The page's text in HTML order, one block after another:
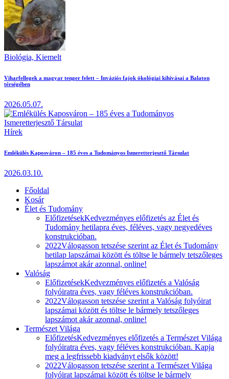
Biológia, Kiemelt
Viharfellegek a magyar tenger felett – Inváziós fajok ökológiai kihívásai a Balaton
térségében
2026.05.07.
Hírek
Emlékülés Kaposváron – 185 éves a Tudományos Ismeretterjesztő Társulat
2026.03.10.
Főoldal
Kosár
Élet és Tudomány
ElőfizetésekKedvezményes előfizetés az Élet és
Tudomány hetilapra éves, féléves, vagy negyedéves
konstrukcióban.
2022Válogasson tetszése szerint az Élet és Tudomány
hetilap lapszámai között és töltse le bármely tetszőleges
lapszámot akár azonnal, online!
Valóság
ElőfizetésekKedvezményes előfizetés a Valóság
folyóiratra éves, vagy féléves konstrukcióban.
2022Válogasson tetszése szerint a Valóság folyóirat
lapszámai között és töltse le bármely tetszőleges
lapszámot akár azonnal, online!
Természet Világa
ElőfizetésKedvezményes előfizetés a Természet Világa
folyóiratra éves, vagy féléves konstrukcióban. Kapja
meg a legfrissebb kiadványt elsők között!
2022Válogasson tetszése szerint a Természet Világa
folyóirat lapszámai között és töltse le bármely